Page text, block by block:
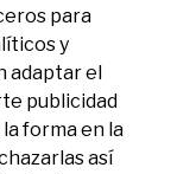
para
y
adaptar el
publicidad
forma en la
así